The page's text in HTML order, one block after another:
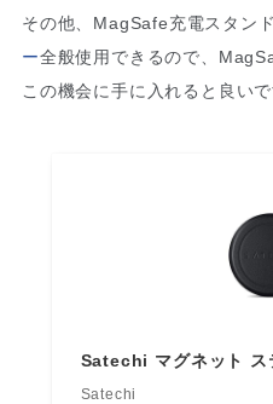
その他、MagSafe充電スタン
ー全般使用できるので、
この機会に手に入れると良いで
Satechi マグネット ス
Satechi